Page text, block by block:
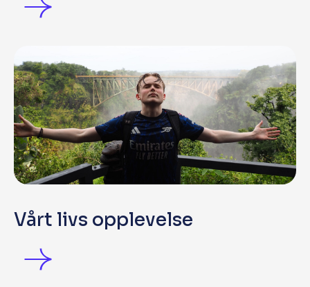
Vårt livs opplevelse